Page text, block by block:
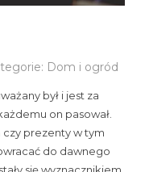
Dom i ogród
był i jest za
on pasował.
prezenty w tym
do dawnego
się wyznacznikiem